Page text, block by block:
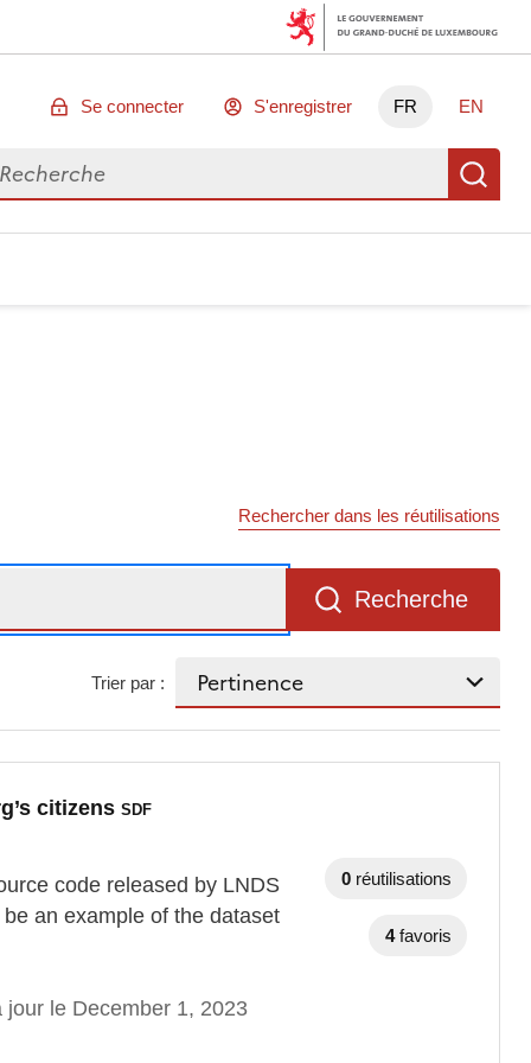
Se connecter S'enregistrer FR EN
des données
Rechercher dans les réutilisations
Recherche
Trier par :
citizensSDF
code released by LNDS
an example of the dataset
jour le December 1, 2023
0 réutilisations
4 favoris